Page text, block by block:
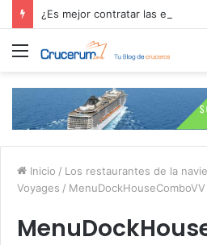
Menú
Inicio / Los restaurantes de la
Voyages / MenuDockHouseComboVV